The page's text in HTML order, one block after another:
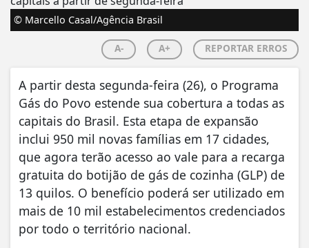
© Marcello Casal/Agência Brasil
A- A+ REPORTAR ERROS
A partir desta segunda-feira (26), o Programa
Gás do Povo estende sua cobertura a todas as
capitais do Brasil. Esta etapa de expansão
inclui 950 mil novas famílias em 17 cidades,
que agora terão acesso ao vale para a recarga
gratuita do botijão de gás de cozinha (GLP) de
13 quilos. O benefício poderá ser utilizado em
mais de 10 mil estabelecimentos credenciados
por todo o território nacional.